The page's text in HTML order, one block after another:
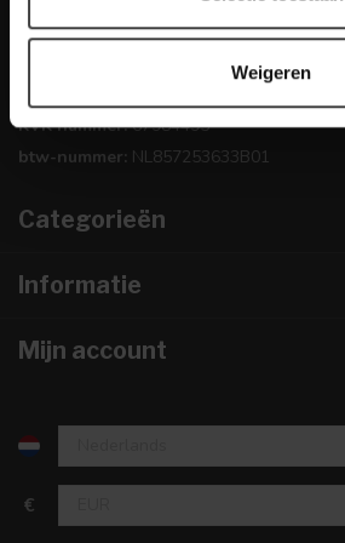
Weigeren
info@dewoonwinkel.nl
KVK nummer:67984495
btw-nummer: NL857253633B01
Categorieën
Informatie
Mijn account
€